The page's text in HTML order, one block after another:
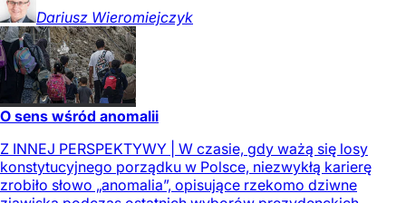
Dariusz Wieromiejczyk
O sens wśród anomalii
Z INNEJ PERSPEKTYWY | W czasie, gdy ważą się losy
konstytucyjnego porządku w Polsce, niezwykłą karierę
zrobiło słowo „anomalia”, opisujące rzekomo dziwne